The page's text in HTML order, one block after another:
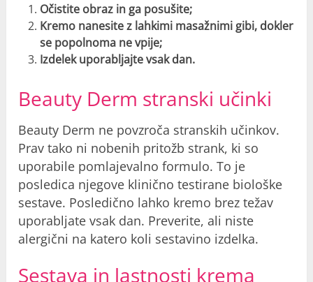
Očistite obraz in ga posušite;
Kremo nanesite z lahkimi masažnimi gibi, dokler
se popolnoma ne vpije;
Izdelek uporabljajte vsak dan.
Beauty Derm stranski učinki
Beauty Derm ne povzroča stranskih učinkov.
Prav tako ni nobenih pritožb strank, ki so
uporabile pomlajevalno formulo. To je
posledica njegove klinično testirane biološke
sestave. Posledično lahko kremo brez težav
uporabljate vsak dan. Preverite, ali niste
alergični na katero koli sestavino izdelka.
Sestava in lastnosti krema